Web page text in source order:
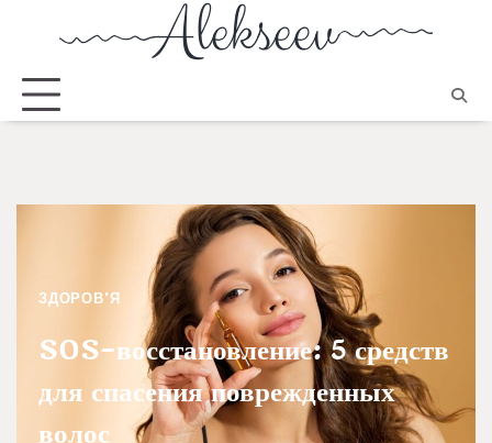
ЗДОРОВ'Я
SOS-восстановление: 5 средств
для спасения поврежденных
волос